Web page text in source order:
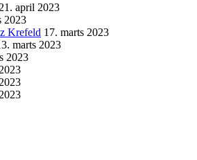
21. april 2023
2023
Krefeld 17. marts 2023
marts 2023
2023